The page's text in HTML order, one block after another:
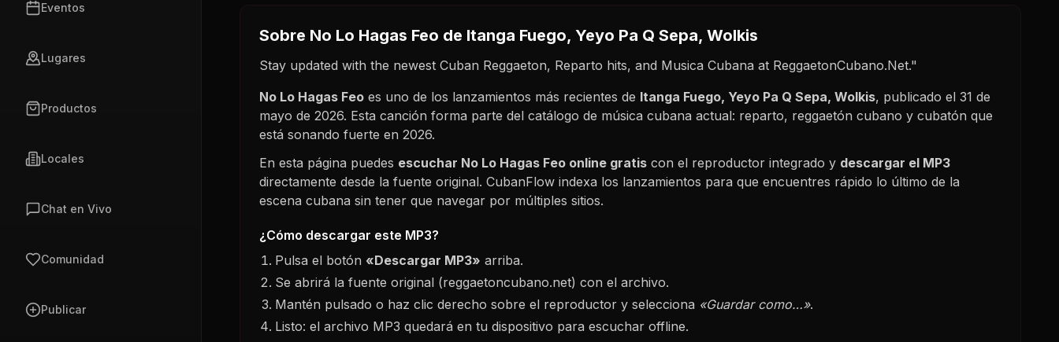
Eventos
Lugares
Productos
Locales
Chat en Vivo
Comunidad
Publicar
Sobre No Lo Hagas Feo de Itanga Fuego, Yeyo Pa Q Sepa, Wolkis
Stay updated with the newest Cuban Reggaeton, Reparto hits, and Musica Cubana at ReggaetonCubano.Net."
No Lo Hagas Feo es uno de los lanzamientos más recientes de Itanga Fuego, Yeyo Pa Q Sepa, Wolkis, publicado el 31 de
mayo de 2026. Esta canción forma parte del catálogo de música cubana actual: reparto, reggaetón cubano y cubatón que
está sonando fuerte en 2026.
En esta página puedes escuchar No Lo Hagas Feo online gratis con el reproductor integrado y descargar el MP3
directamente desde la fuente original. CubanFlow indexa los lanzamientos para que encuentres rápido lo último de la
escena cubana sin tener que navegar por múltiples sitios.
¿Cómo descargar este MP3?
Pulsa el botón «Descargar MP3» arriba.
Se abrirá la fuente original (reggaetoncubano.net) con el archivo.
Mantén pulsado o haz clic derecho sobre el reproductor y selecciona «Guardar como…».
Listo: el archivo MP3 quedará en tu dispositivo para escuchar offline.